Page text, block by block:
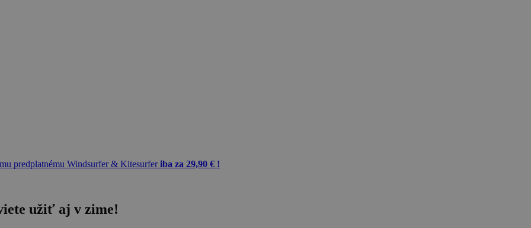
predplatnému Windsurfer & Kitesurferiba za 29,90 € !
užiť aj v zime!